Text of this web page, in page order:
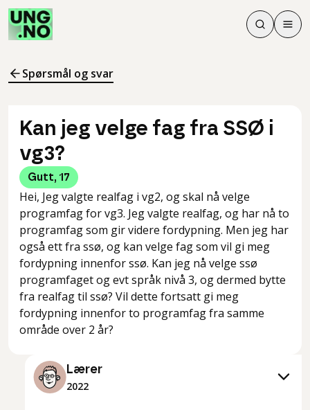
Søk
Søk
Meny
Spørsmål og svar
Kan jeg velge fag fra SSØ i
vg3?
Gutt, 17
Hei, Jeg valgte realfag i vg2, og skal nå velge
programfag for vg3. Jeg valgte realfag, og har nå to
programfag som gir videre fordypning. Men jeg har
også ett fra ssø, og kan velge fag som vil gi meg
fordypning innenfor ssø. Kan jeg nå velge ssø
programfaget og evt språk nivå 3, og dermed bytte
fra realfag til ssø? Vil dette fortsatt gi meg
fordypning innenfor to programfag fra samme
område over 2 år?
Lærer
2022